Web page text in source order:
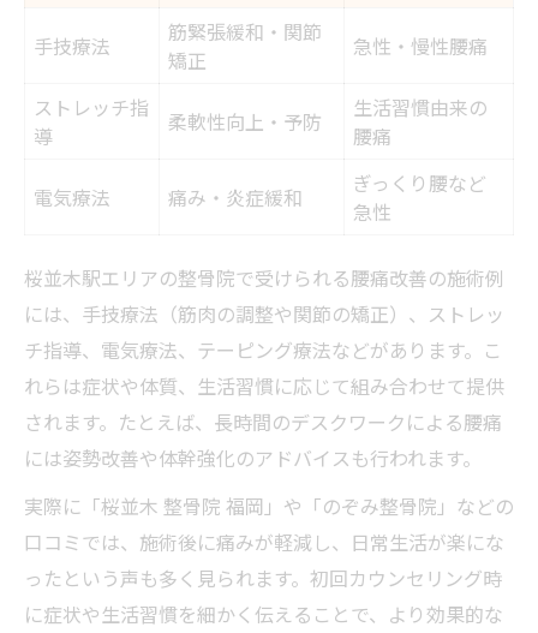
手技療法
筋緊張緩和・関節
矯正
急性・慢性腰痛
ストレッチ指
導
柔軟性向上・予防
生活習慣由来の
腰痛
電気療法 痛み・炎症緩和
ぎっくり腰など
急性
桜並木駅エリアの整骨院で受けられる腰痛改善の施術例
には、手技療法（筋肉の調整や関節の矯正）、ストレッ
チ指導、電気療法、テーピング療法などがあります。こ
れらは症状や体質、生活習慣に応じて組み合わせて提供
されます。たとえば、長時間のデスクワークによる腰痛
には姿勢改善や体幹強化のアドバイスも行われます。
実際に「桜並木 整骨院 福岡」や「のぞみ整骨院」などの
口コミでは、施術後に痛みが軽減し、日常生活が楽にな
ったという声も多く見られます。初回カウンセリング時
に症状や生活習慣を細かく伝えることで、より効果的な